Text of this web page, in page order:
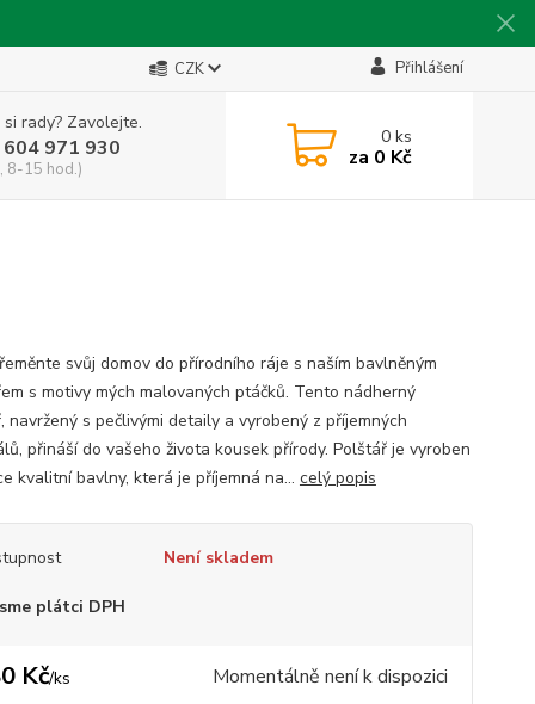
CZK Přihlášení
rady? Zavolejte.
971 930
8-15 hod.)
0ks
za 0 Kč
svůj domov do přírodního ráje s naším bavlněným
s motivy mých malovaných ptáčků. Tento nádherný
navržený s pečlivými detaily a vyrobený z příjemných
přináší do vašeho života kousek přírody. Polštář je vyroben
kvalitní bavlny, která je příjemná na... celý popis
Není skladem
plátci DPH
Kč/ks Momentálně není k dispozici